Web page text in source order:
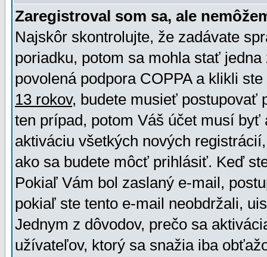
Zaregistroval som sa, ale
Najskôr skontrolujte, že zadávate
poriadku, potom sa mohla stať
povolená podpora COPPA a klikli
13 rokov, budete musieť postupovať
ten prípad, potom Váš účet musí
aktiváciu všetkých nových
ako sa budete môcť prihlásiť. Keď
Pokiaľ Vám bol zaslaný e-mail,
pokiaľ ste tento e-mail neobdržali,
Jednym z dôvodov, prečo sa
užívateľov, ktorý sa snažia iba